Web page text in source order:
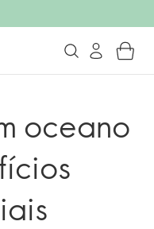
oceano